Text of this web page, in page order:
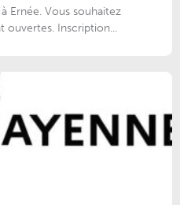
Ernée. Vous souhaitez
ouvertes. Inscription...